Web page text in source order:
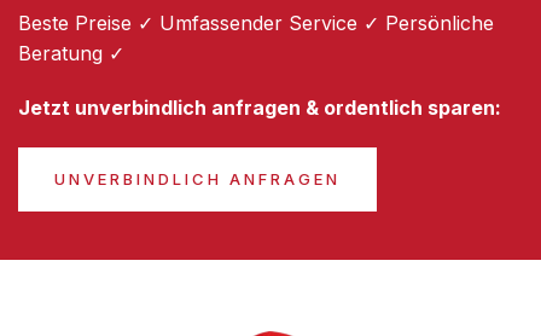
Beste Preise ✓ Umfassender Service ✓ Persönliche
Beratung ✓
Jetzt unverbindlich anfragen & ordentlich sparen:
UNVERBINDLICH ANFRAGEN